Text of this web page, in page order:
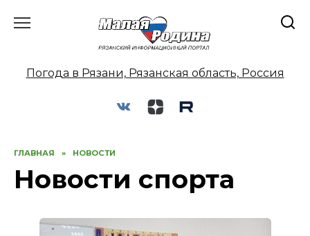
Погода в Рязани, Рязанская область, Россия
ГЛАВНАЯ » НОВОСТИ
Новости спорта